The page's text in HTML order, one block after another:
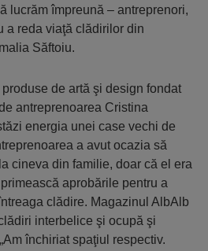
lucrăm împreună – antreprenori,
a reda viaţă clădirilor din
Săftoiu.
de artă şi design fondat
antreprenoarea Cristina
energia unei case vechi de
a avut ocazia să
cineva din familie, doar că el era
aprobările pentru a
clădire. Magazinul AlbAlb
interbelice şi ocupă şi
închiriat spaţiul respectiv.